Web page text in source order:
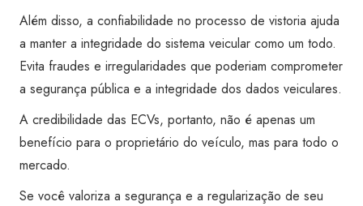
Além disso, a confiabilidade no processo de vistoria ajuda
a manter a integridade do sistema veicular como um todo.
Evita fraudes e irregularidades que poderiam comprometer
a segurança pública e a integridade dos dados veiculares.
A credibilidade das ECVs, portanto, não é apenas um
benefício para o proprietário do veículo, mas para todo o
mercado.
Se você valoriza a segurança e a regularização de seu